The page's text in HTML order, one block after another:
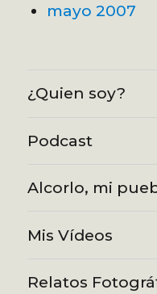
mayo 2007
¿Quien soy?
Podcast
Alcorlo, mi
Mis Vídeos
Relatos